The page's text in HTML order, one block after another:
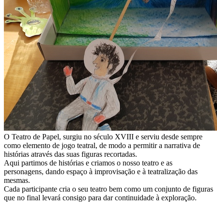
O Teatro de Papel, surgiu no século XVIII e serviu desde sempre
como elemento de jogo teatral, de modo a permitir a narrativa de
histórias através das suas figuras recortadas.
Aqui partimos de histórias e criamos o nosso teatro e as
personagens, dando espaço à improvisação e à teatralização das
mesmas.
Cada participante cria o seu teatro bem como um conjunto de figuras
que no final levará consigo para dar continuidade à exploração.